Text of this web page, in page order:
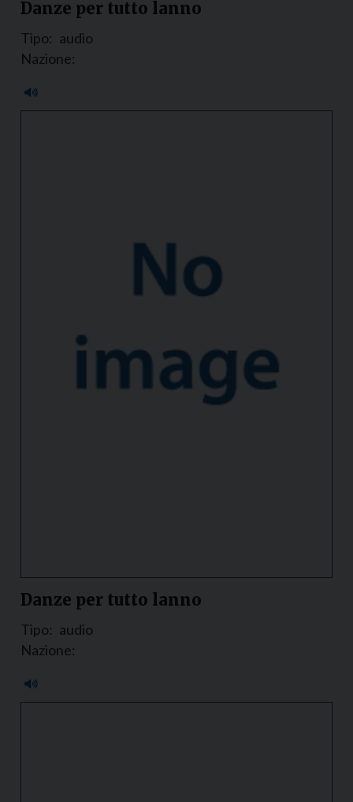
Danze per tutto lanno
Tipo: audio
Nazione:
Danze per tutto lanno
Tipo: audio
Nazione: